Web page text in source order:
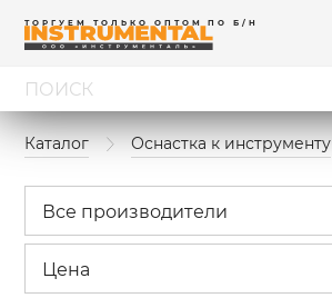
ТОРГУЕМ ТОЛЬКО ОПТОМ ПО Б/Н
Каталог Оснастка к инструменту
Все производители
Цена